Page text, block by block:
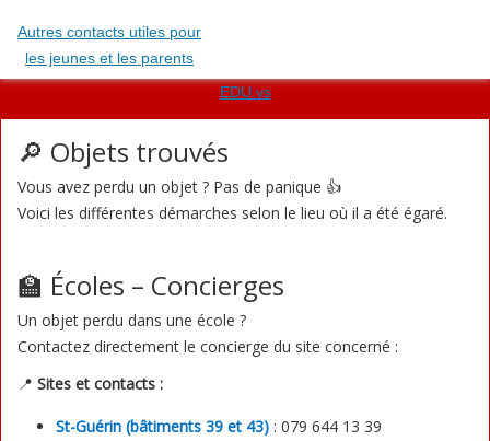
Autres contacts utiles pour
les jeunes et les parents
EDU.vs
🔎 Objets trouvés
Vous avez perdu un objet ? Pas de panique 👍
Voici les différentes démarches selon le lieu où il a été égaré.
🏫 Écoles – Concierges
Un objet perdu dans une école ?
Contactez directement le concierge du site concerné :
📍 Sites et contacts :
St-Guérin (bâtiments 39 et 43) : 079 644 13 39